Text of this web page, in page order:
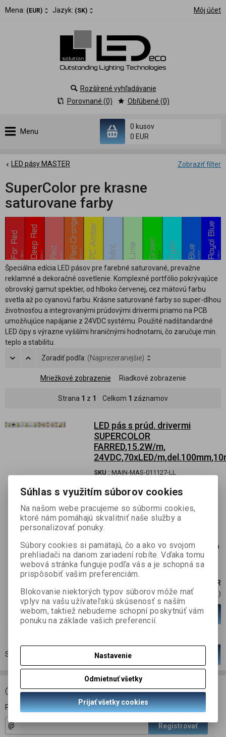
Mena: (EUR) Jazyk: (SK) Môj účet
Menu
0 kusov
0 EUR
Rozšírené vyhľadávanie
Porovnané (0)
Obľúbené (0)
Zobraziť filter
LED pásy MASTER
SuperColor pre krasne
saturovane farby
Špeciálna edícia LED pásov pre farebné saturované, prevažne
reklamné a dekoračné osvetlenie. Komplexné portfólio pokrývajúce
obrovský gamut spektier, od hlboko červenej, cez mätovú farbu
svetla až po cyanovú farbu. Krásne saturované farby so super-dlhou
životnosťou a integrovanými prúdovými drivermi priamo na PCB
umožňujúce napájanie z 24VDC systému. Použité nadštandardné
LED čipy s výrazne vyššími hraničnými hodnotami, čo zaručuje min.
teplo a stabilitu.
Zoradiť podľa: (Najprezeranejšie)
Mriežkové zobrazenie Riadkové zobrazenie
Strana 1 z 1 Celkom 1 záznamov
LED pás s prúd. drivermi
SUPERCOLOR
FARRED,15.2W/m,
24VDC,70xLED/
SKU : MAIN-MAS-011127-LL
Skladom: 38 m
Profesionálny LED pás MASTER farebný
SUPERCOLOR s vysokým výkonom a s
prúdovými drivermi, ktoré zaisťujú až 5
technické vlastnosi ako aj rôzne vylepšenia
potešia každého montážnika. 70x LED,
15.2W, 24VDC, ďaleká červená farba svetla
45,59 EUR
37,06 EUR (Cena)
Viac variantov
Strana záznamov
ODBER NOVINIEK
Prihláste sa k odberu noviniek
Registrovať
Súhlas s využitím súborov cookies
Na našom webe pracujeme so súbormi cookies,
ktoré nám pomáhajú skvalitniť naše služby a
personalizovať ponuky.
Súbory cookies si pamätajú, čo a ako vo svojom
prehliadači na danom zariadení robíte. Vďaka tomu
webová stránka funguje podľa vás a je schopná sa
prispôsobiť vašim preferenciám.
Blokovanie niektorých typov súborov môže mať
vplyv na vašu užívateľskú skúsenosť s naším
webom, taktiež nebudeme schopní poskytnúť vám
ponuku na základe vašich preferencií.
Nastavenie
Odmietnuť všetky
Prijať všetky cookies